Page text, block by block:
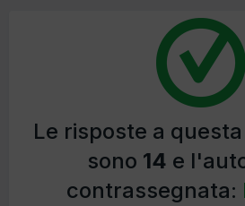
Le risposte a
sono 14 e
contrassegnata: